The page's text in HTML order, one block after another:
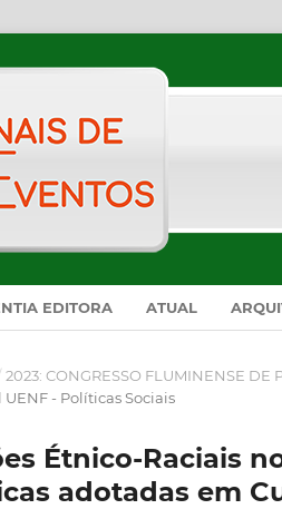
EDITORA ATUAL
2023: CONGRESSO FLUMINENSE DE
- Políticas Sociais
Étnico-Raciais
adotadas em